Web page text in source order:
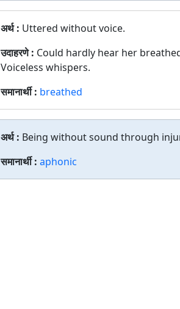
अर्थ : Uttered without voice.
उदाहरणे : Could hardly hear her
Voiceless whispers.
समानार्थी : breathed
अर्थ : Being without sound through
समानार्थी : aphonic